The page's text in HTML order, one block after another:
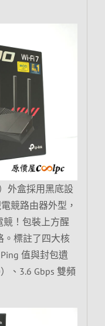
外盒採用黑底設
競路由器外型，
競！包裝上方醒
。標註了四大核
值與封包遺
、3.6 Gbps 雙頻